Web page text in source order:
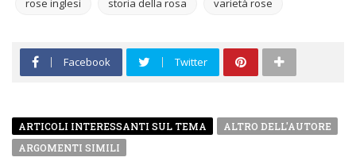
rose inglesi storia della rosa varietà rose
Facebook Twitter
ARTICOLI INTERESSANTI SUL TEMA
ALTRO DELL'AUTORE
ARGOMENTI SIMILI